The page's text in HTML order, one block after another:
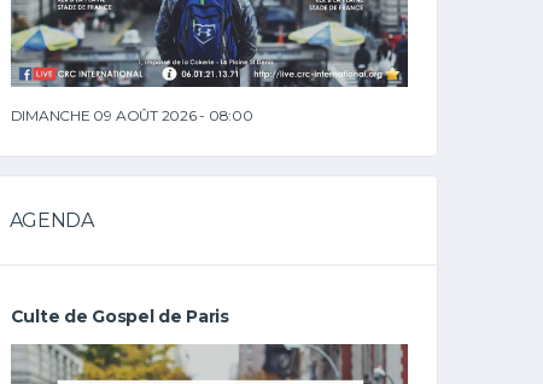
DIMANCHE 09 AOÛT 2026 - 08:00
AGENDA
Culte de Gospel de Paris